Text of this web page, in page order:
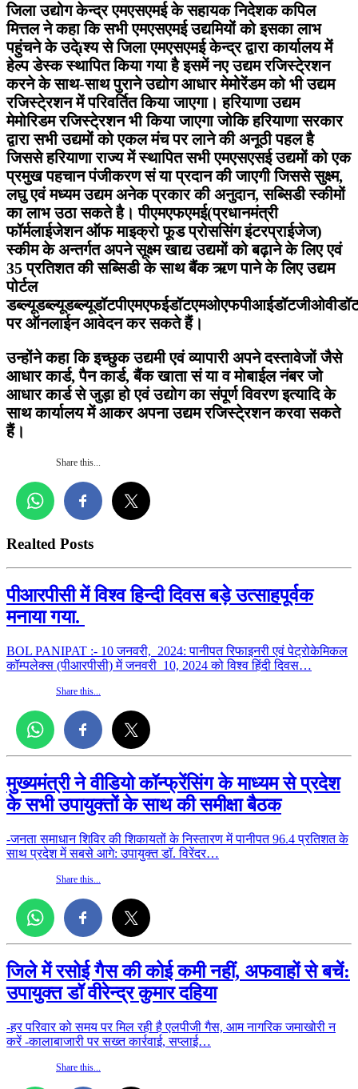
जिला उद्योग केन्द्र एमएसएमई के सहायक निदेशक कपिल
मित्तल ने कहा कि सभी एमएसएमई उद्यमियोंं को इसका लाभ
पहुंचने के उदे्ïश्य से जिला एमएसएमई केन्द्र द्वारा कार्यालय में
हेल्प डेस्क स्थापित किया गया है इसमें नए उद्यम रजिस्टे्रशन
करने के साथ-साथ पुराने उद्योग आधार मेमोरेंडम को भी उद्यम
रजिस्टे्रशन में परिवर्तित किया जाएगा। हरियाणा उद्यम
मेमोरिडम रजिस्टे्रशन भी किया जाएगा जोकि हरियाणा सरकार
द्वारा सभी उद्यमों को एकल मंच पर लाने की अनूठी पहल है
जिससे हरियाणा राज्य में स्थापित सभी एमएसएसई उद्यमों को एक
प्रमुख पहचान पंजीकरण सं या प्रदान की जाएगी जिससे सुक्ष्म,
लघु एवं मध्यम उद्यम अनेक प्रकार की अनुदान, सब्सिडी स्कीमों
का लाभ उठा सकते है। पीएमएफएमई(प्रधानमंत्री
फॉर्मलाईजेशन ऑफ माइक्रो फूड प्रोससिंग इंटरप्राईजेज)
स्कीम के अन्तर्गत अपने सूक्ष्म खाद्य उद्यमों को बढ़ाने के लिए एवं
35 प्रतिशत की सब्सिडी के साथ बैंक ऋण पाने के लिए उद्यम
पोर्टल
पर ऑनलाईन आवेदन कर सकते हैं।
उन्होंने कहा कि इच्छुक उद्यमी एवं व्यापारी अपने दस्तावेजों जैसे
आधार कार्ड, पैन कार्ड, बैंक खाता सं या व मोबाईल नंबर जो
आधार कार्ड से जुड़ा हो एवं उद्योग का संपूर्ण विवरण इत्यादि के
साथ कार्यालय में आकर अपना उद्यम रजिस्टे्रशन करवा सकते
हैं।
Share this...
Realted Posts
पीआरपीसी में विश्व हिन्दी दिवस बड़े उत्साहपूर्वक
मनाया गया.
BOL PANIPAT :- 10 जनवरी, 2024: पानीपत रिफाइनरी एवं पेट्रोकेमिकल
कॉम्पलेक्स (पीआरपीसी) में जनवरी 10, 2024 को विश्व हिंदी दिवस…
Share this...
मुख्यमंत्री ने वीडियो कॉन्फ्रेंसिंग के माध्यम से प्रदेश
के सभी उपायुक्तों के साथ की समीक्षा बैठक
-जनता समाधान शिविर की शिकायतों के निस्तारण में पानीपत 96.4 प्रतिशत के
साथ प्रदेश में सबसे आगे: उपायुक्त डॉ. विरेंदर…
Share this...
जिले में रसोई गैस की कोई कमी नहीं, अफवाहों से बचें:
उपायुक्त डॉ वीरेन्द्र कुमार दहिया
-हर परिवार को समय पर मिल रही है एलपीजी गैस, आम नागरिक जमाखोरी न
करें -कालाबाजारी पर सख्त कार्रवाई, सप्लाई…
Share this...